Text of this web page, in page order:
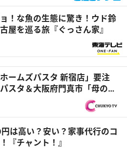
！な魚の生態に驚き！ウド鈴
屋を巡る旅『ぐっさん家』
ームズパスタ 新宿店」要注
スタ＆大阪府門真市「母の味
LOVEおばあちゃん食堂『オモ
は高い？安い？家事代行のコ
『チャント！』